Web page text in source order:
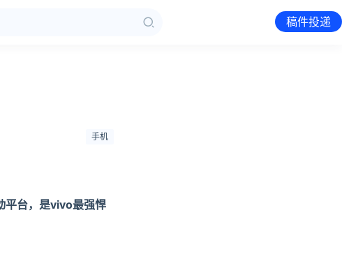
稿件投递
手机
平台，是vivo最强悍